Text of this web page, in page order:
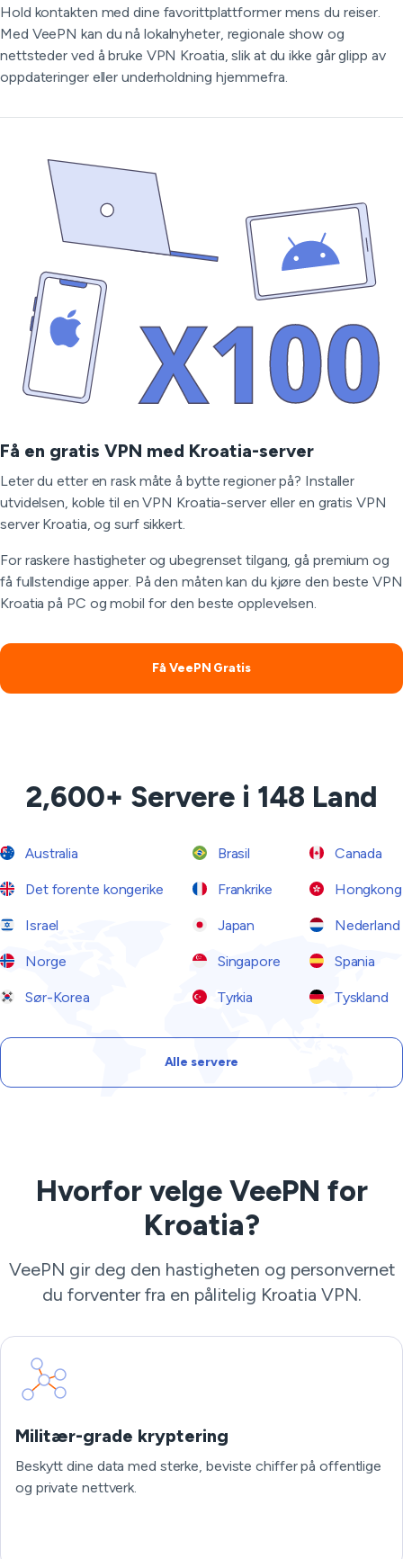
Hold kontakten med dine favorittplattformer mens du reiser.
Med VeePN kan du nå lokalnyheter, regionale show og
nettsteder ved å bruke VPN Kroatia, slik at du ikke går glipp av
oppdateringer eller underholdning hjemmefra.
Få en gratis VPN med Kroatia-server
Leter du etter en rask måte å bytte regioner på? Installer
utvidelsen, koble til en VPN Kroatia-server eller en gratis VPN
server Kroatia, og surf sikkert.
For raskere hastigheter og ubegrenset tilgang, gå premium og
få fullstendige apper. På den måten kan du kjøre den beste VPN
Kroatia på PC og mobil for den beste opplevelsen.
Få VeePN Gratis
2,600+ Servere i 148 Land
Australia Brasil Canada
Det forente kongerike Frankrike Hongkong
Israel Japan Nederland
Norge Singapore Spania
Sør-Korea Tyrkia Tyskland
Alle servere
Hvorfor velge VeePN for
Kroatia?
VeePN gir deg den hastigheten og personvernet
du forventer fra en pålitelig Kroatia VPN.
Militær-grade kryptering
Beskytt dine data med sterke, beviste chiffer på offentlige
og private nettverk.